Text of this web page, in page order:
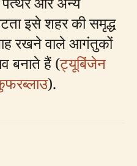
इसे शहर की समृद्ध
रखने वाले आगंतुकों
बनाते हैं (ट्यूबिंजेन
).